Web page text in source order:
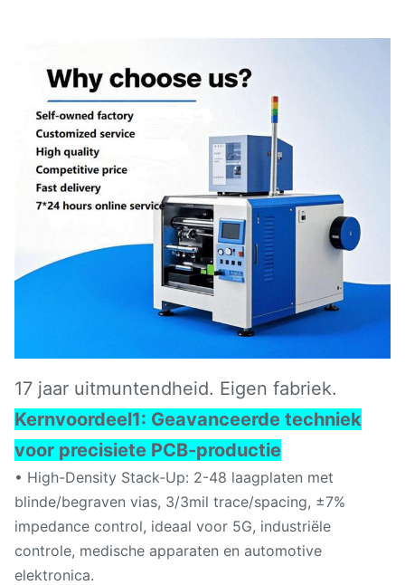
17 jaar uitmuntendheid. Eigen fabriek.
Kernvoordeel1: Geavanceerde techniek
voor precisiete PCB-productie
• High-Density Stack-Up: 2-48 laagplaten met
blinde/begraven vias, 3/3mil trace/spacing, ±7%
impedance control, ideaal voor 5G, industriële
controle, medische apparaten en automotive
elektronica.